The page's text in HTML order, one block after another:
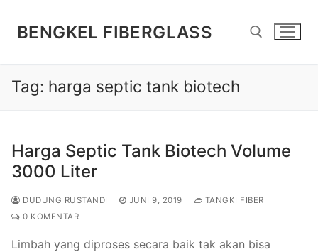
BENGKEL FIBERGLASS
Cari:
Tag: harga septic tank biotech
Harga Septic Tank Biotech Volume
3000 Liter
DUDUNG RUSTANDI JUNI 9, 2019
TANGKI FIBER
0 KOMENTAR
Limbah yang diproses secara baik tak akan bisa